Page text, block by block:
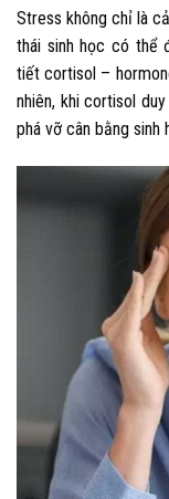
Stress không chỉ là
thái sinh học có thể
tiết cortisol –
nhiên, khi cortisol
phá vỡ cân bằng sinh